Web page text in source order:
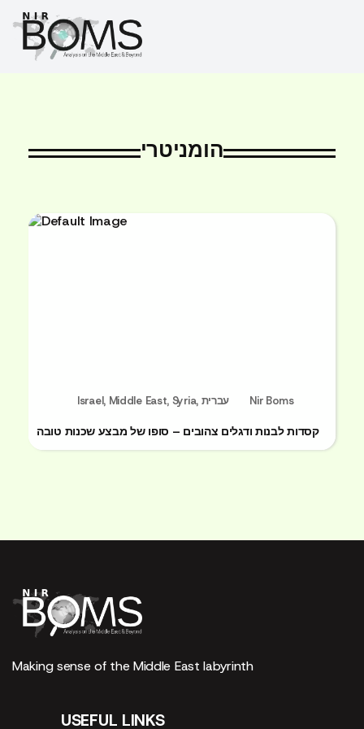
הומניטרי
Israel, Middle East, Syria, עברית Nir Boms
קסדות לבנות ודגלים צהובים – סופו של מבצע שכנות טובה
Making sense of the Middle East labyrinth
USEFUL LINKS